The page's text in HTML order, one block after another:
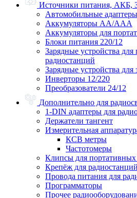
Источники питания, АКБ,
Автомобильные адаптеры
Аккумуляторы АА/ААА
Аккумуляторы для
Блоки питания 220/12
Зарядные устройства
радиостанций
Зарядные устройства
Инверторы 12/220
Преобразователи 24/12
Дополнительно для
1-DIN адаптеры для
Держатели тангент
Измерительная
КСВ метры
Частотомеры
Клипсы для портативных
Крепёж для радиостанций
Провода питания для
Программаторы
Прочее